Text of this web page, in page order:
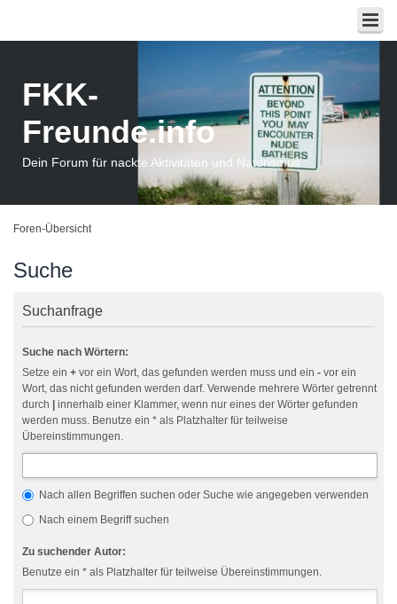
FKK-
Freunde.info
Dein Forum für nackte Aktivitäten und Naturismus
Foren-Übersicht
Suche
Suchanfrage
Suche nach Wörtern:
Setze ein + vor ein Wort, das gefunden werden muss und ein - vor ein
Wort, das nicht gefunden werden darf. Verwende mehrere Wörter getrennt
durch
innerhalb einer Klammer, wenn nur eines der Wörter gefunden
werden muss. Benutze ein * als Platzhalter für teilweise
Übereinstimmungen.
Nach allen Begriffen suchen oder Suche wie angegeben verwenden
Nach einem Begriff suchen
Zu suchender Autor:
Benutze ein * als Platzhalter für teilweise Übereinstimmungen.